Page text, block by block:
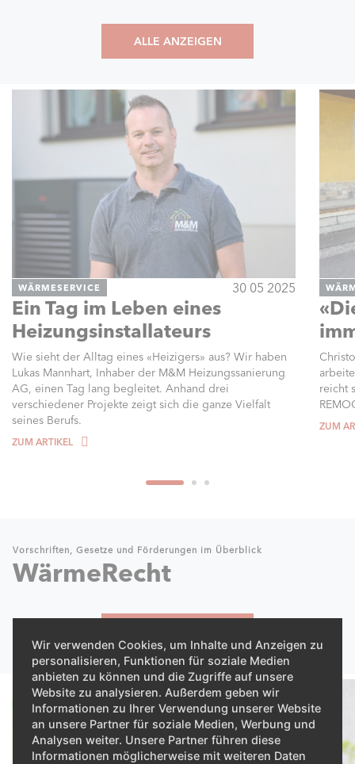
Wir verwenden Cookies, um Inhalte und Anzeigen zu
personalisieren, Funktionen für soziale Medien
anbieten zu können und die Zugriffe auf unsere
Website zu analysieren. Außerdem geben wir
Informationen zu Ihrer Verwendung unserer Website
an unsere Partner für soziale Medien, Werbung und
Analysen weiter. Unsere Partner führen diese
Informationen möglicherweise mit weiteren Daten
ALLE ANZEIGEN
WÄRMESERVICE 30 05 2025
Ein Tag im Leben eines
Heizungsinstallateurs
Wie sieht der Alltag eines «Heizigers» aus? Wir haben
Lukas Mannhart, Inhaber der M&M Heizungssanierung
AG, einen Tag lang begleitet. Anhand drei
verschiedener Projekte zeigt sich die ganze Vielfalt
seines Berufs.
ZUM ARTIKEL
reicht
ZUM
Vorschriften, Gesetze und Förderungen im Überblick
WärmeRecht